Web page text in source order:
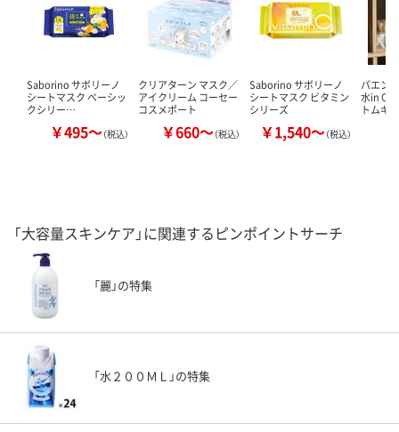
Saborino サボリーノ
シートマスク ベーシッ
クシリー…
￥495～（税込）
クリアターン マスク／
アイクリーム コーセー
コスメポート
￥660～（税込）
Saborino サボリーノ
シートマスク ビタミン
シリーズ
￥1,540～（税込）
パエン
水in
トムギ
「大容量スキンケア」に関連するピンポイントサーチ
「麗」の特集
「水２００ＭＬ」の特集